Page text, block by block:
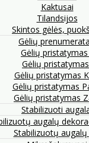
Kaktusai
Tilandsijos
Skintos gėlės,
Gėlių
Gėlių pristatymas
Gėlių
Gėlių pristatymas
Gėlių pristatymas
Gėlių pristatymas
Stabilizuoti
augalų
Stabilizuotų